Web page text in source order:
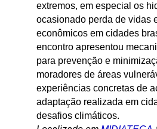
extremos, em especial os
ocasionado perda de vidas
econômicos em cidades
encontro apresentou
para prevenção e
moradores de áreas
experiências concretas de
adaptação realizada em
desafios climáticos.